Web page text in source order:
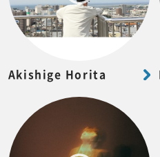
Akishige Horita